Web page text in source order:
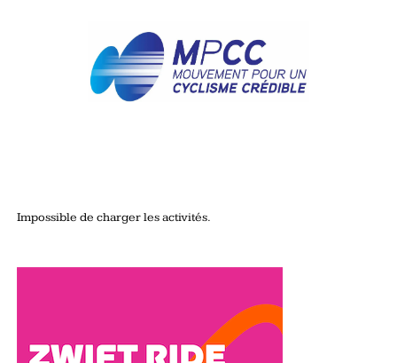
Impossible de charger les activités.